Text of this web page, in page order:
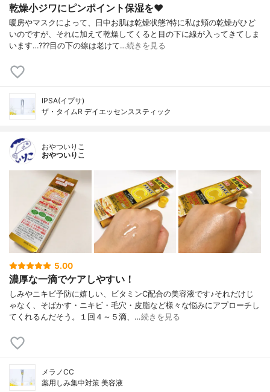
乾燥小ジワにピンポイント保湿を❤️
暖房やマスクによって、日中お肌は乾燥状態?特に私は頬の乾燥がひど
いのですが、それに加えて乾燥してくると目の下に線が入ってきてしま
います…???目の下の線は老けて…続きを見る
IPSA(イプサ)
ザ・タイムR デイエッセンススティック
おやついりこ
おやついりこ
5.00
濃厚な一滴でケアしやすい！
しみやニキビ予防に嬉しい、ビタミンC配合の美容液です♪それだけじ
ゃなく、そばかす・ニキビ・毛穴・皮脂など様々な悩みにアプローチし
てくれるんだそう。１回４～５滴、…続きを見る
メラノCC
薬用しみ集中対策 美容液